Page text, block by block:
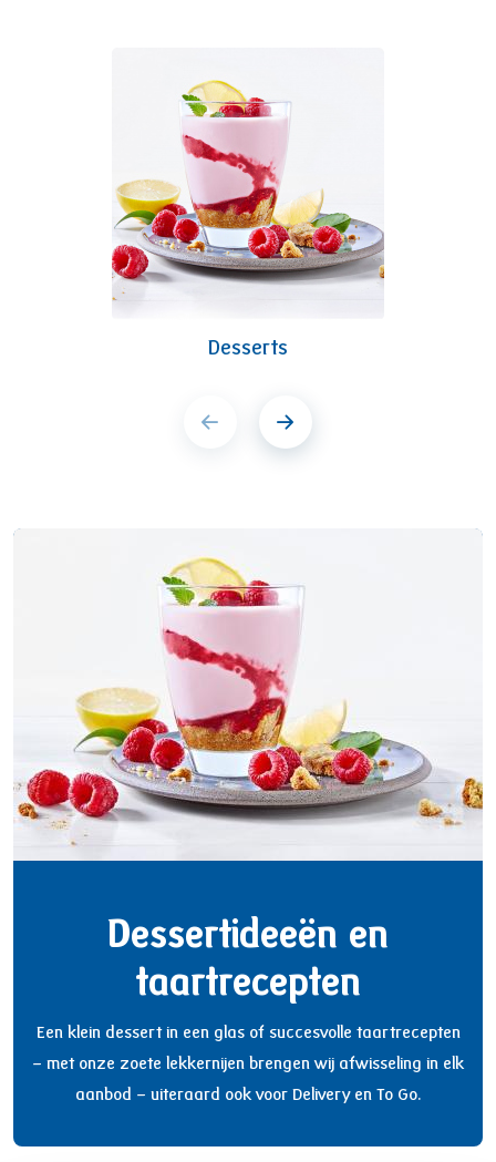
Desserts
Dessertideeën en
taartrecepten
Een klein dessert in een glas of succesvolle taartrecepten
– met onze zoete lekkernijen brengen wij afwisseling in elk
aanbod – uiteraard ook voor Delivery en To Go.